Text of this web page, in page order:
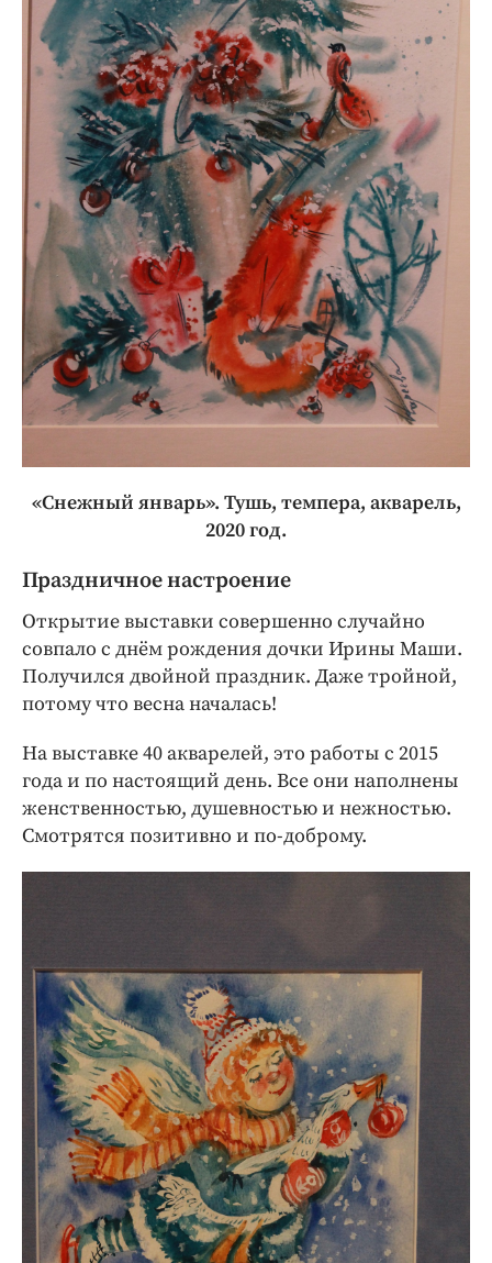
«Снежный январь». Тушь, темпера, акварель,
2020 год.
Праздничное настроение
Открытие выставки совершенно случайно
совпало с днём рождения дочки Ирины Маши.
Получился двойной праздник. Даже тройной,
потому что весна началась!
На выставке 40 акварелей, это работы с 2015
года и по настоящий день. Все они наполнены
женственностью, душевностью и нежностью.
Смотрятся позитивно и по-доброму.